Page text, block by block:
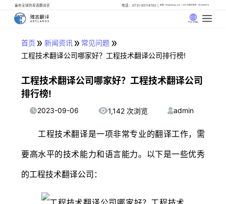
遍布全球的母语翻译官 电话：0731-85114762 邮箱: info@artlangs.com 24小时翻译管家: 18142666316
中文 (中国)
首页 » 新闻资讯» 常见问题 »
工程技术翻译公司哪家好？工程技术翻译公司排行榜!
工程技术翻译公司哪家好？工程技术翻译公司
排行榜!
2023-09-06 1,142 次浏览 admin
工程技术翻译是一项非常专业的翻译工作，需
要高水平的技术能力和语言能力。以下是一些优秀
的工程技术翻译公司：